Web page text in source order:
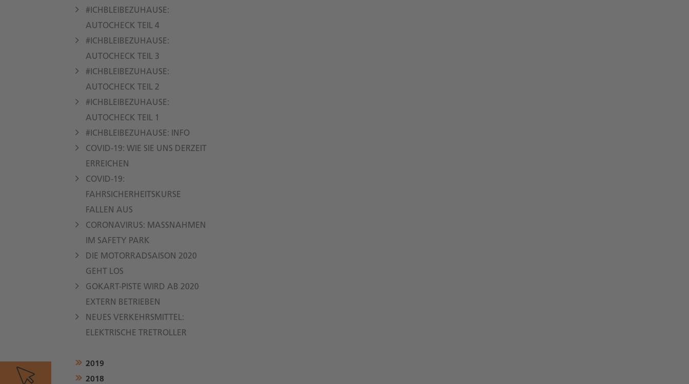
#ICHBLEIBEZUHAUSE:
AUTOCHECK TEIL 4
#ICHBLEIBEZUHAUSE:
AUTOCHECK TEIL 3
#ICHBLEIBEZUHAUSE:
AUTOCHECK TEIL 2
#ICHBLEIBEZUHAUSE:
AUTOCHECK TEIL 1
#ICHBLEIBEZUHAUSE: INFO
COVID-19: WIE SIE UNS DERZEIT
ERREICHEN
COVID-19:
FAHRSICHERHEITSKURSE
FALLEN AUS
CORONAVIRUS: MASSNAHMEN I
M SAFETY PARK
DIE MOTORRADSAISON 2020
GEHT LOS
GOKART-PISTE WIRD AB 2020
EXTERN BETRIEBEN
NEUES VERKEHRSMITTEL:
ELEKTRISCHE TRETROLLER
2019
2018